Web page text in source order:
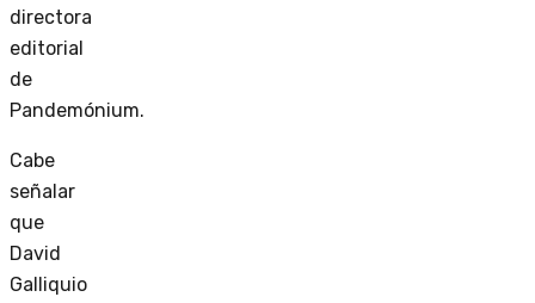
directora
editorial
de
Pandemónium.
Cabe
señalar
que
David
Galliquio